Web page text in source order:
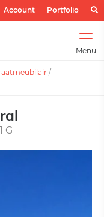
Account Portfolio
Menu
/
G